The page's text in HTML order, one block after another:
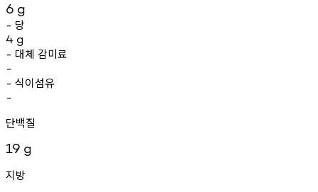
6 g
- 당
4 g
- 대체 감미료
-
- 식이섬유
-
단백질
19 g
지방